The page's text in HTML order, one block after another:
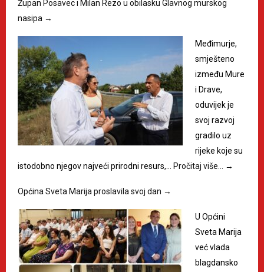
Župan Posavec i Milan Rezo u obilasku Glavnog murskog
nasipa →
Međimurje,
smješteno
između Mure
i Drave,
oduvijek je
svoj razvoj
gradilo uz
rijeke koje su
istodobno njegov najveći prirodni resurs,…
Pročitaj više… →
Općina Sveta Marija proslavila svoj dan →
U Općini
Sveta Marija
već vlada
blagdansko